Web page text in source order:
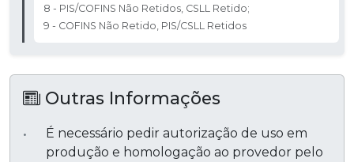
8 - PIS/COFINS Não Retidos, CSLL Retido;
9 - COFINS Não Retido, PIS/CSLL Retidos
Outras Informações
É necessário pedir autorização de uso em
produção e homologação ao provedor pelo